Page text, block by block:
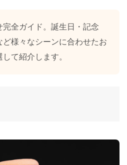
完全ガイド。誕生日・記念
ど様々なシーンに合わせたお
て紹介します。